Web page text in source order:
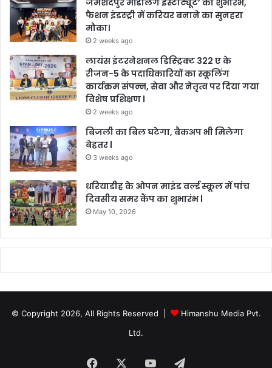
फैशन इंडस्ट्री में करियर बनाने का सुनहरा
मौका।
2 weeks ago
लायंस इंटरनेशनल डिस्ट्रिक्ट 322 ए के
रीजन-5 के पदाधिकारियों का स्कूलिंग
कार्यक्रम संपन्न, सेवा और नेतृत्व पर दिया गया
विशेष प्रशिक्षण l
2 weeks ago
बिजली का बिल घटेगा, बैकअप भी मिलेगा
बेहतर l
3 weeks ago
धरियाडीह के ओपन माइंड वर्ल्ड स्कूल में पांच
दिवसीय समर कैंप का शुभारंभ l
May 10, 2026
© Copyright 2026, All Rights Reserved |
Himanshu Media Pvt.
Ltd.
Facebook YouTubeTelegram